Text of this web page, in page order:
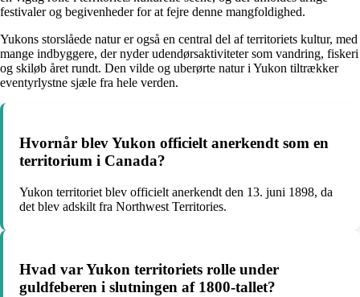
festivaler og begivenheder for at fejre denne mangfoldighed.
Yukons storslåede natur er også en central del af territoriets kultur, med
mange indbyggere, der nyder udendørsaktiviteter som vandring, fiskeri
og skiløb året rundt. Den vilde og uberørte natur i Yukon tiltrækker
eventyrlystne sjæle fra hele verden.
Hvornår blev Yukon officielt anerkendt som en
territorium i Canada?
Yukon territoriet blev officielt anerkendt den 13. juni 1898, da
det blev adskilt fra Northwest Territories.
Hvad var Yukon territoriets rolle under
guldfeberen i slutningen af 1800-tallet?